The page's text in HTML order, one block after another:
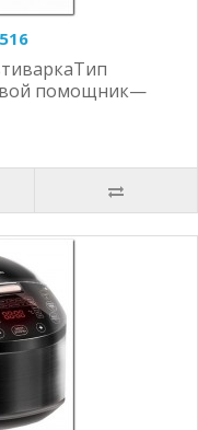
помощник—